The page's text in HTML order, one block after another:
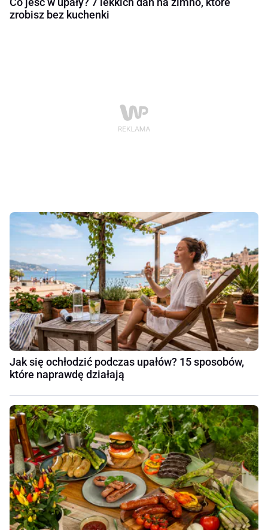
zrobisz bez kuchenki
Jak się ochłodzić podczas upałów? 15 sposobów,
które naprawdę działają